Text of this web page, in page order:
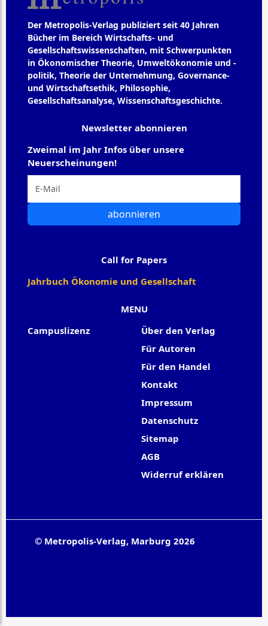
Der Metropolis-Verlag publiziert seit 40 Jahren
Bücher im Bereich Wirtschafts- und
Gesellschaftswissenschaften, mit Schwerpunkten
in Ökonomischer Theorie, Umweltökonomie und -
politik, Theorie der Unternehmung, Governance-
und Wirtschaftsethik, Philosophie,
Gesellschaftsanalyse, Wissenschaftsgeschichte.
MENU
Campuslizenz
Über den Verlag
Für Autoren
Für den Handel
Kontakt
Impressum
Datenschutz
Sitemap
AGB
Widerruf erklären
Newsletter abonnieren
Zweimal im Jahr Infos über unsere
Neuerscheinungen!
abonnieren
Call for Papers
Jahrbuch Ökonomie und Gesellschaft
© Metropolis-Verlag, Marburg 2026